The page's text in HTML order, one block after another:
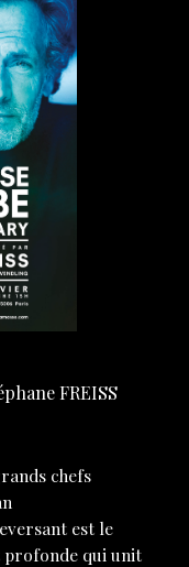
FREISS
chefs
est le
profonde qui unit